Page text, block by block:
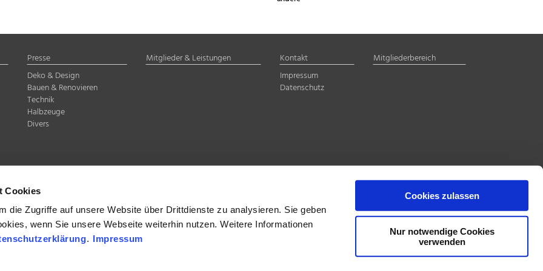
Cookies
die Zugriffe auf unsere Website über Drittdienste zu analysieren. Sie geben
wenn Sie unsere Webseite weiterhin nutzen. Weitere Informationen
. Impressum
Cookies zulassen
Nur notwendige Cookies
verwenden
Presse
Deko & Design
Bauen & Renovieren
Technik
Halbzeuge
Divers
Mitglieder & Leistungen
Kontakt
Impressum
Datenschutz
Mitgliederbereich
8 35
Edelstahl Rostfrei e.V., Düsseldorf